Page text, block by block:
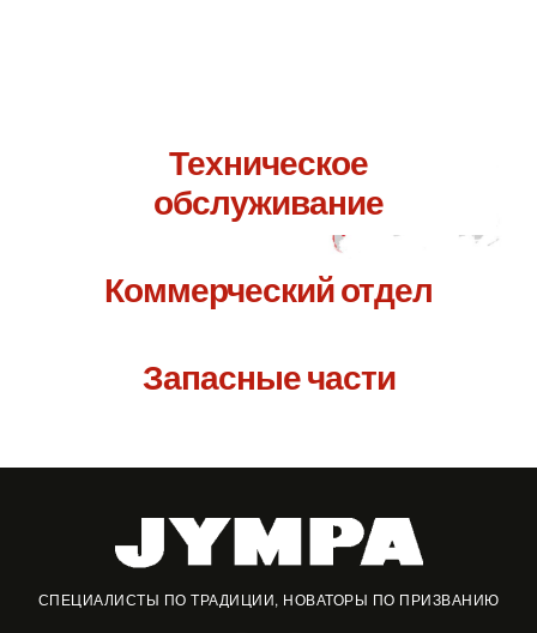
Техническое
обслуживание
Коммерческий отдел
Запасные части
СПЕЦИАЛИСТЫ ПО ТРАДИЦИИ, НОВАТОРЫ ПО ПРИЗВАНИЮ